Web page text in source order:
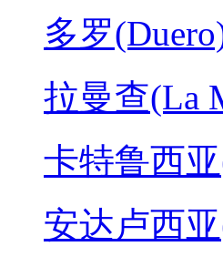
多罗
拉曼查(La
卡特鲁西
安达卢西